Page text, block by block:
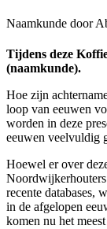
Naamkunde door
Tijdens deze
(naamkunde).
Hoe zijn
loop van eeuwen
worden in deze
eeuwen veelvuldig
Hoewel er over
recente databases,
in de afgelopen
komen nu het